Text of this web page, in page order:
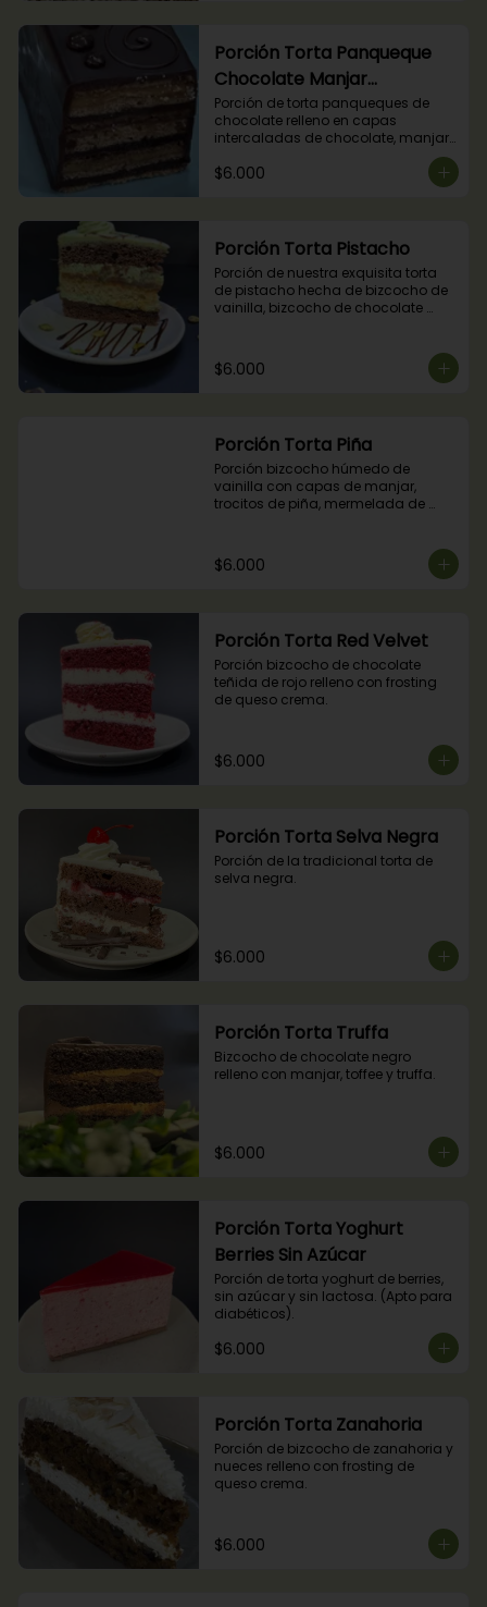
Porción Torta Panqueque
Chocolate Manjar
Frambuesa
Porción de torta panqueques de
chocolate relleno en capas
intercaladas de chocolate, manjar
$6.000
Porción Torta Pistacho
Porción de nuestra exquisita torta
de pistacho hecha de bizcocho de
vainilla, bizcocho de chocolate
crema de pistachos.
$6.000
Porción Torta Piña
Porción bizcocho húmedo de
vainilla con capas de manjar,
trocitos de piña, mermelada de
$6.000
Porción Torta Red Velvet
Porción bizcocho de chocolate
teñida de rojo relleno con frosting
de queso crema.
$6.000
Porción Torta Selva Negra
Porción de la tradicional torta de
selva negra.
$6.000
Porción Torta Truffa
Bizcocho de chocolate negro
relleno con manjar, toffee y truffa.
$6.000
Porción Torta Yoghurt
Berries Sin Azúcar
Porción de torta yoghurt de berries,
sin azúcar y sin lactosa. (Apto para
diabéticos).
$6.000
Porción Torta Zanahoria
Porción de bizcocho de zanahoria y
nueces relleno con frosting de
queso crema.
$6.000